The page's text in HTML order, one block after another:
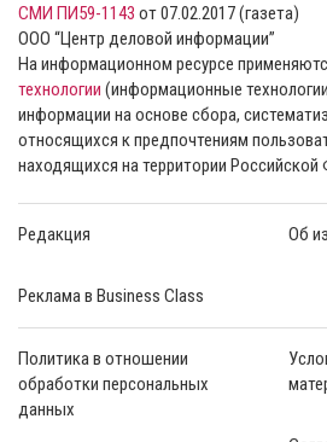
СМИ ПИ59-1143 от 07.02.2017 (газета)
ООО “Центр деловой информации”
На информационном ресурсе
технологии (информационные
информации на основе сбора,
относящихся к предпочтениям
находящихся на территории
Редакция Об
Реклама в Business Class
Политика в отношении
обработки персональных
данных